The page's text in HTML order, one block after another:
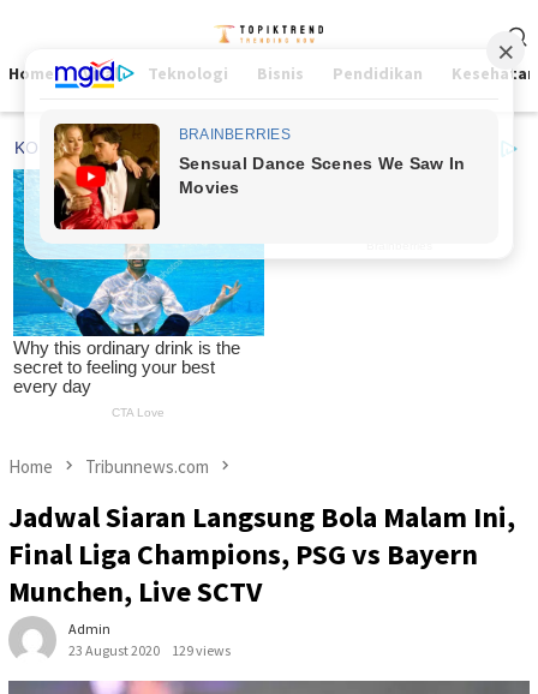
contentMenu
Home Viral Teknologi Bisnis Pendidikan Kesehatan
Home Tribunnews.com
Jadwal Siaran Langsung Bola Malam Ini,
Final Liga Champions, PSG vs Bayern
Munchen, Live SCTV
Admin
23 August 2020
129 views